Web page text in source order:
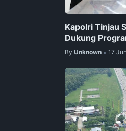
Kapolri Tinjau
Dukung
By Unknown • 17